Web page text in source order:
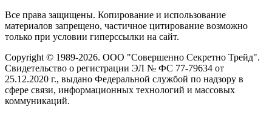
Все права защищены. Копирование и использование
материалов запрещено, частичное цитирование возможно
только при условии гиперссылки на сайт.
Copyright © 1989-2026. ООО "Совершенно Секретно Трейд".
Свидетельство о регистрации ЭЛ № ФС 77-79634 от
25.12.2020 г., выдано Федеральной службой по надзору в
сфере связи, информационных технологий и массовых
коммуникаций.